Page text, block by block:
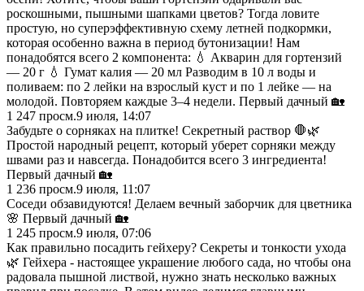
роскошными, пышными шапками цветов? Тогда ловите
простую, но суперэффективную схему летней подкормки,
которая особенно важна в период бутонизации! Нам
понадобятся всего 2 компонента: 💧 Акварин для гортензий
— 20 г 💧 Гумат калия — 20 мл Разводим в 10 л воды и
поливаем: по 2 лейки на взрослый куст и по 1 лейке — на
молодой. Повторяем каждые 3–4 недели. Первый дачный 🏡
1 247 просм.9 июля, 14:07
Забудьте о сорняках на плитке! Секретный раствор 🛑🌿
Простой народный рецепт, который уберет сорняки между
швами раз и навсегда. Понадобится всего 3 ингредиента!
Первый дачный 🏡
1 236 просм.9 июля, 11:07
Соседи обзавидуются! Делаем вечный заборчик для цветника
🌸 Первый дачный 🏡
1 245 просм.9 июля, 07:06
Как правильно посадить гейхеру? Секреты и тонкости ухода
🌿 Гейхера - настоящее украшение любого сада, но чтобы она
радовала пышной листвой, нужно знать несколько важных